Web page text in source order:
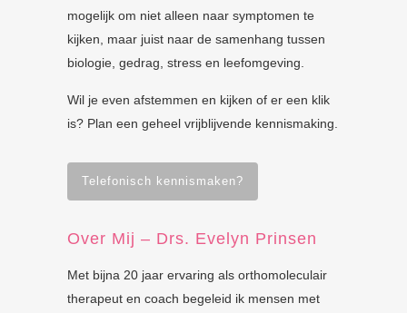
mogelijk om niet alleen naar symptomen te
kijken, maar juist naar de samenhang tussen
biologie, gedrag, stress en leefomgeving.
Wil je even afstemmen en kijken of er een klik
is? Plan een geheel vrijblijvende kennismaking.
Telefonisch kennismaken?
Over Mij – Drs. Evelyn Prinsen
Met bijna 20 jaar ervaring als orthomoleculair
therapeut en coach begeleid ik mensen met